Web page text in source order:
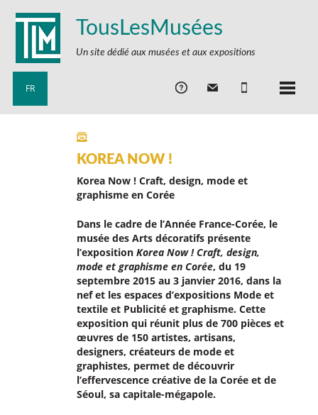
TousLesMusées
Un site dédié aux musées et aux expositions
FR
KOREA NOW !
Korea Now ! Craft, design, mode et
graphisme en Corée
Dans le cadre de l’Année France-Corée, le
musée des Arts décoratifs présente
l’exposition Korea Now ! Craft, design,
mode et graphisme en Corée, du 19
septembre 2015 au 3 janvier 2016, dans la
nef et les espaces d’expositions Mode et
textile et Publicité et graphisme. Cette
exposition qui réunit plus de 700 pièces et
œuvres de 150 artistes, artisans,
designers, créateurs de mode et
graphistes, permet de découvrir
l’effervescence créative de la Corée et de
Séoul, sa capitale-mégapole.